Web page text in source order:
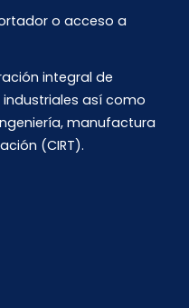
o acceso a
integral de
así como
manufactura
(CIRT).